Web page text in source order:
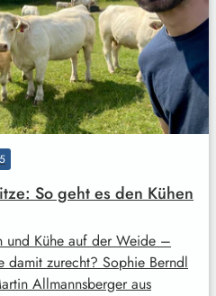
So geht es den Kühen
und Kühe auf der Weide –
damit zurecht? Sophie Berndl
Allmannsberger aus